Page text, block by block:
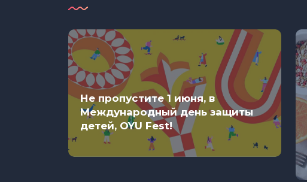
Не пропустите 1 июня, в
Международный день защиты
детей, OYU Fest!